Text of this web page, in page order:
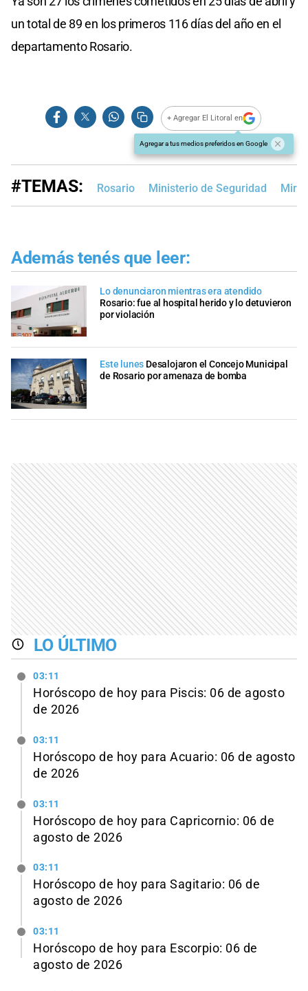
un total de 89 en los primeros 116 días del año en el
departamento Rosario.
+ Agregar El Litoral en
Agregar a tus medios preferidos en Google
#TEMAS: Rosario Ministerio de Seguridad
Además tenés que leer:
Lo denunciaron mientras era atendido
Rosario: fue al hospital herido y lo detuvieron
por violación
Este lunes Desalojaron el Concejo Municipal
de Rosario por amenaza de bomba
LO ÚLTIMO
03:11
Horóscopo de hoy para Piscis: 06 de agosto
de 2026
03:11
Horóscopo de hoy para Acuario: 06 de agosto
de 2026
03:11
Horóscopo de hoy para Capricornio: 06 de
agosto de 2026
03:11
Horóscopo de hoy para Sagitario: 06 de
agosto de 2026
03:11
Horóscopo de hoy para Escorpio: 06 de
agosto de 2026